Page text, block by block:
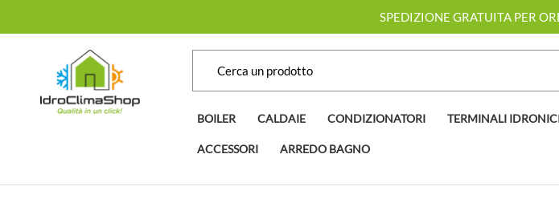
SPEDIZIONE GRATUITA PER
BOILER CALDAIE CONDIZIONATORI TERMINALI
ACCESSORI ARREDO BAGNO